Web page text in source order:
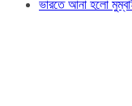
ভারতে আনা হলো